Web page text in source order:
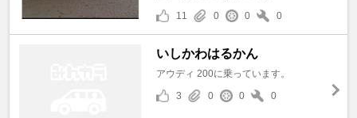
11
0 0 0
いしかわはるかん
アウディ 200に乗っています。
3
0 0 0